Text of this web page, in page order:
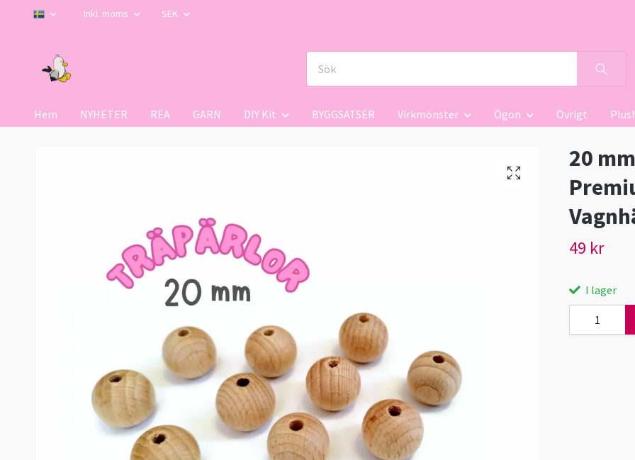
Inkl. moms SEK
Hem NYHETER REA GARN DIY Kit BYGGSATSER Virkmönster Ögon Övrigt
20
49 kr
I lager